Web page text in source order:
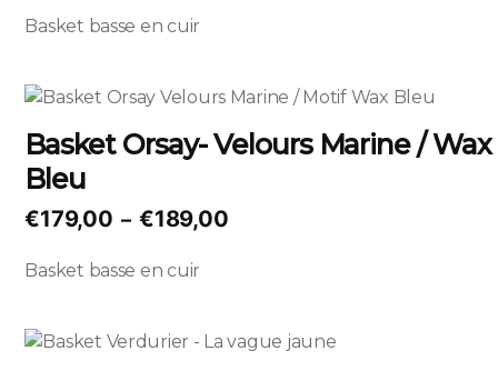
produit
à
Basket basse en cuir
peuvent
choisies
la
page
produit
Basket Orsay- Velours Marine / Wax
Bleu
€179,00 – €189,00Plage
à
Basket basse en cuir
Ce
a
plusieurs
Les
peuvent
choisies
Ce